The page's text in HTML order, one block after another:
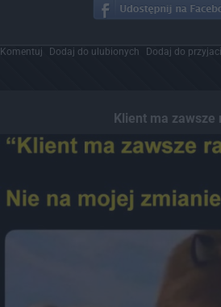
Komentuj Dodaj do ulubionych Dodaj do
Klient ma zawsze